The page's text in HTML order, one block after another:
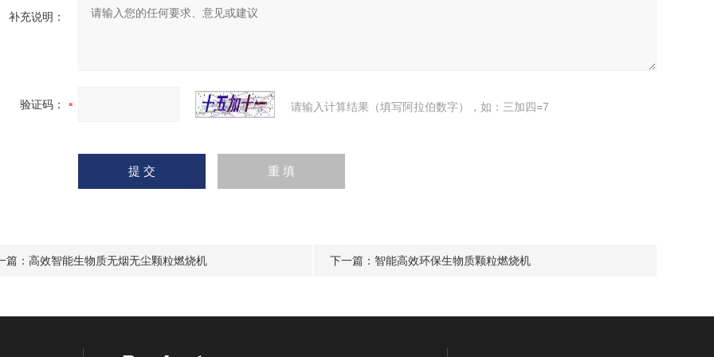
补充说明：
验证码： 请输入计算结果（填写阿拉伯数字），如：三加四=7
篇： 高效智能生物质无烟无尘颗粒燃烧机 下一篇： 智能高效环保生物质颗粒燃烧机